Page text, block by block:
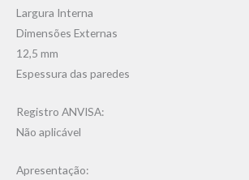
Largura Interna
Dimensões Externas 45
12,5 mm
Espessura das
Registro ANVISA:
Não aplicável
Apresentação: